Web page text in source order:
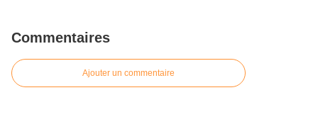
Commentaires
Ajouter un commentaire